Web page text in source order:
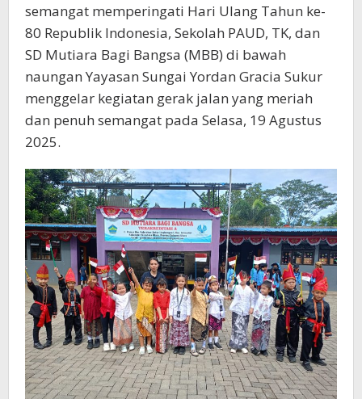
semangat memperingati Hari Ulang Tahun ke-
80 Republik Indonesia, Sekolah PAUD, TK, dan
SD Mutiara Bagi Bangsa (MBB) di bawah
naungan Yayasan Sungai Yordan Gracia Sukur
menggelar kegiatan gerak jalan yang meriah
dan penuh semangat pada Selasa, 19 Agustus
2025.